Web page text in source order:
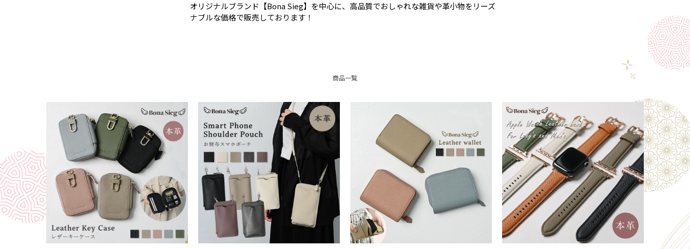
オリジナルブランド【Bona Sieg】を中心に、高品質でおしゃれな雑貨や革小物をリーズ
ナブルな価格で販売しております！
商品一覧